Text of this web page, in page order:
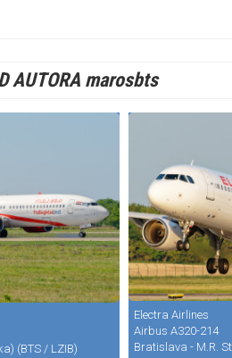
AUTORA marosbts
(BTS / LZIB)
Electra Airlines
Airbus A320-214
Bratislava - M.R.